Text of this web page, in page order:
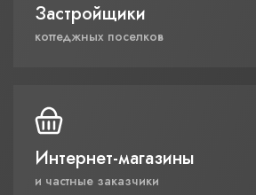
Застройщики
коттеджных поселков
Интернет-магазины
и частные заказчики